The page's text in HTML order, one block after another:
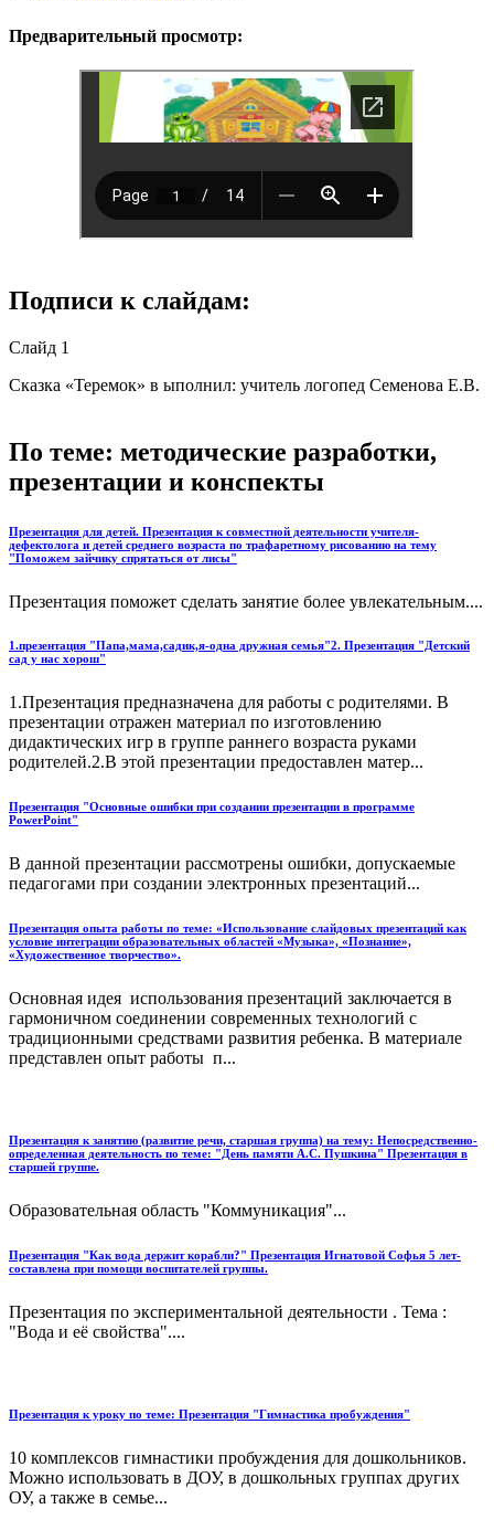
Предварительный просмотр:
Подписи к слайдам:
Слайд 1
Сказка «Теремок» в ыполнил: учитель логопед Семенова Е.В.
По теме: методические разработки,
презентации и конспекты
Презентация для детей. Презентация к совместной деятельности учителя-
дефектолога и детей среднего возраста по трафаретному рисованию на тему
"Поможем зайчику спрятаться от лисы"
Презентация поможет сделать занятие более увлекательным....
1.презентация "Папа,мама,садик,я-одна дружная семья"2. Презентация "Детский
сад у нас хорош"
1.Презентация предназначена для работы с родителями. В
презентации отражен материал по изготовлению
дидактических игр в группе раннего возраста руками
родителей.2.В этой презентации предоставлен матер...
Презентация "Основные ошибки при создании презентации в программе
PowerPoint"
В данной презентации рассмотрены ошибки, допускаемые
педагогами при создании электронных презентаций...
Презентация опыта работы по теме: «Использование слайдовых презентаций как
условие интеграции образовательных областей «Музыка», «Познание»,
«Художественное творчество».
Основная идея использования презентаций заключается в
гармоничном соединении современных технологий с
традиционными средствами развития ребенка. В материале
представлен опыт работы п...
Презентация к занятию (развитие речи, старшая группа) на тему: Непосредственно-
определенная деятельность по теме: "День памяти А.С. Пушкина" Презентация в
старшей группе.
Образовательная область "Коммуникация"...
Презентация "Как вода держит корабли?" Презентация Игнатовой Софья 5 лет-
составлена при помощи воспитателей группы.
Презентация по экспериментальной деятельности . Тема :
"Вода и её свойства"....
Презентация к уроку по теме: Презентация "Гимнастика пробуждения"
10 комплексов гимнастики пробуждения для дошкольников.
Можно использовать в ДОУ, в дошкольных группах других
ОУ, а также в семье...